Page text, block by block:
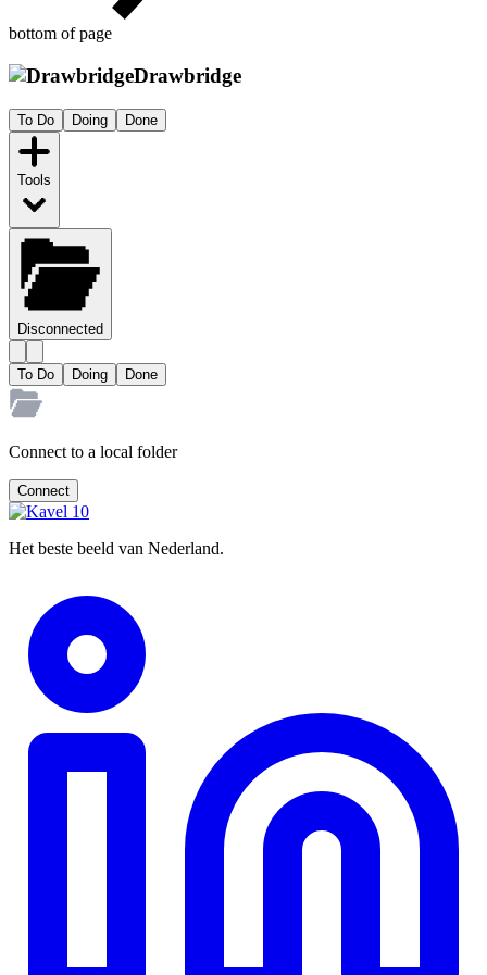
bottom of page
Drawbridge
To Do Doing Done
Tools
Disconnected
To Do Doing Done
Connect to a local folder
Connect
Het beste beeld van Nederland.